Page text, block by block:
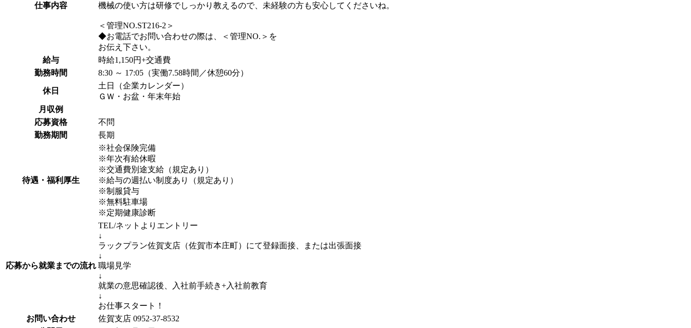
仕事内容
機械の使い方は研修でしっかり教えるので、未経験の方も安心してくださいね。
＜管理NO.ST216-2＞
◆お電話でお問い合わせの際は、＜管理NO.＞を
お伝え下さい。
給与
時給1,150円+交通費
勤務時間
8:30 ～ 17:05（実働7.58時間／休憩60分）
休日
土日（企業カレンダー）
ＧＷ・お盆・年末年始
月収例
応募資格
不問
勤務期間
長期
待遇・福利厚生
※社会保険完備
※年次有給休暇
※交通費別途支給（規定あり）
※給与の週払い制度あり（規定あり）
※制服貸与
※無料駐車場
※定期健康診断
応募から就業までの流れ
TEL/ネットよりエントリー
↓
ラックプラン佐賀支店（佐賀市本庄町）にて登録面接、または出張面接
↓
職場見学
↓
就業の意思確認後、入社前手続き+入社前教育
↓
お仕事スタート！
お問い合わせ
佐賀支店 0952-37-8532